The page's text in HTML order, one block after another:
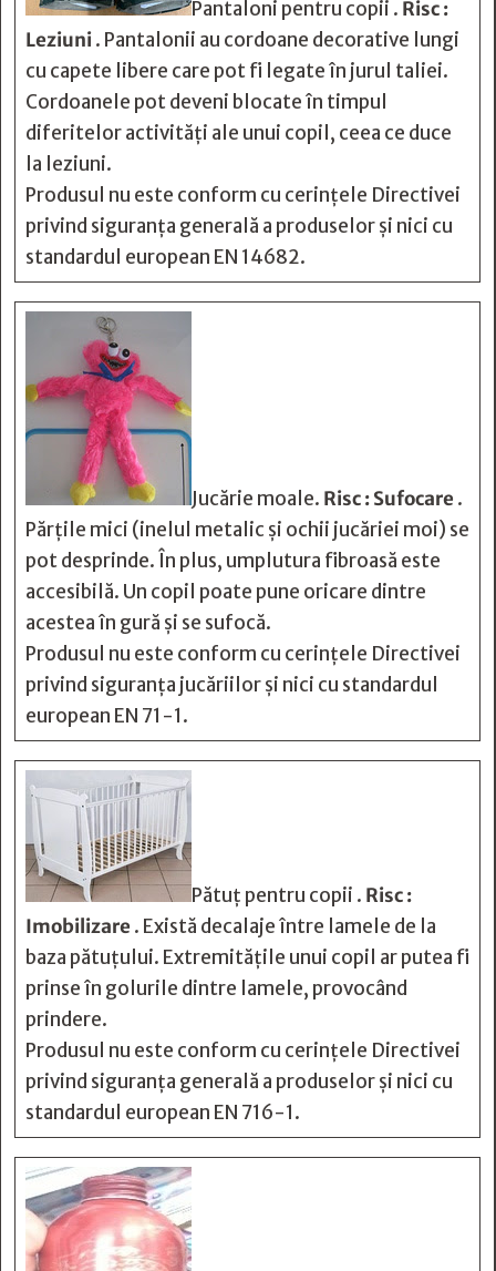
Pantaloni pentru copii . Risc :
Leziuni. Pantalonii au cordoane decorative lungi
cu capete libere care pot fi legate în jurul taliei.
Cordoanele pot deveni blocate în timpul
diferitelor activități ale unui copil, ceea ce duce
la leziuni.
Produsul nu este conform cu cerințele Directivei
privind siguranța generală a produselor și nici cu
standardul european EN 14682.
Jucărie moale. Risc : Sufocare .
Părțile mici (inelul metalic și ochii jucăriei moi) se
pot desprinde. În plus, umplutura fibroasă este
accesibilă. Un copil poate pune oricare dintre
acestea în gură și se sufocă.
Produsul nu este conform cu cerințele Directivei
privind siguranța jucăriilor și nici cu standardul
european EN 71-1.
Pătuț pentru copii . Risc :
Imobilizare . Există decalaje între lamele de la
baza pătuțului. Extremitățile unui copil ar putea fi
prinse în golurile dintre lamele, provocând
prindere.
Produsul nu este conform cu cerințele Directivei
privind siguranța generală a produselor și nici cu
standardul european EN 716-1.